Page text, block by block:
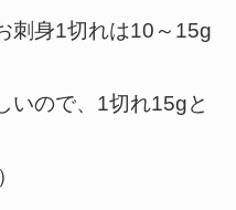
刺身1切れは10～15g
いので、1切れ15gと